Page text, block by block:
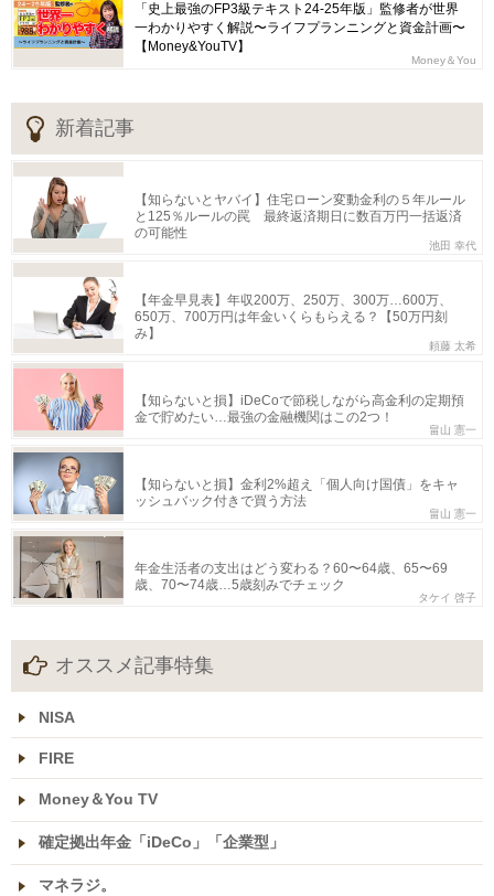
「史上最強のFP3級テキスト24-25年版」監修者が世界
一わかりやすく解説〜ライフプランニングと資金計画〜
【Money&YouTV】
Money＆You
新着記事
【知らないとヤバイ】住宅ローン変動金利の５年ルール
と125％ルールの罠 最終返済期日に数百万円一括返済
の可能性
池田 幸代
【年金早見表】年収200万、250万、300万…600万、
650万、700万円は年金いくらもらえる？【50万円刻
み】
頼藤 太希
【知らないと損】iDeCoで節税しながら高金利の定期預
金で貯めたい…最強の金融機関はこの2つ！
畠山 憲一
【知らないと損】金利2%超え「個人向け国債」をキャ
ッシュバック付きで買う方法
畠山 憲一
年金生活者の支出はどう変わる？60〜64歳、65〜69
歳、70〜74歳…5歳刻みでチェック
タケイ 啓子
オススメ記事特集
NISA
FIRE
Money＆You TV
確定拠出年金「iDeCo」「企業型」
マネラジ。